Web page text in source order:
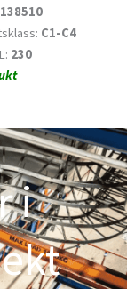
C1-C4
L: 230
i